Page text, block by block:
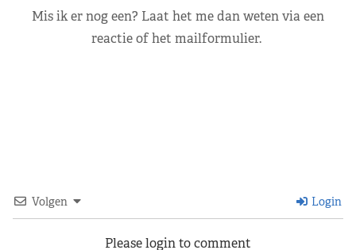
Mis ik er nog een? Laat het me dan weten via een
reactie of het mailformulier.
Volgen Login
Please login to comment